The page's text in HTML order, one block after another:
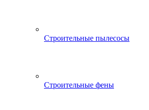
Строительные пылесосы
Строительные фены